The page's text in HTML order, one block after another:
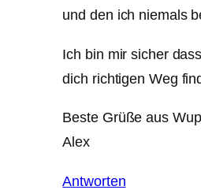
und den ich niemals
Ich bin mir sicher
dich richtigen Weg
Beste Grüße aus
Alex
Antworten